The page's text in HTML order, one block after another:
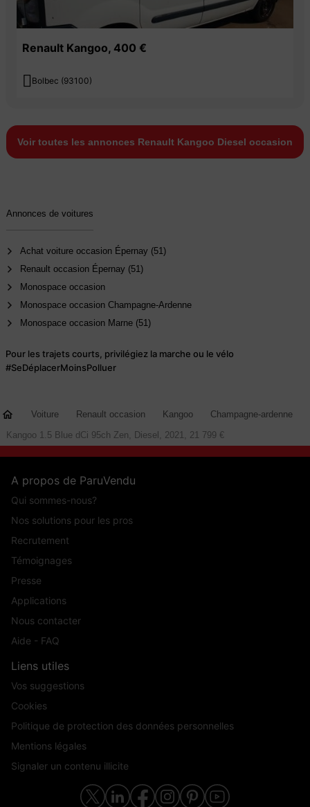
Renault Kangoo, 400 €
 Bolbec (93100)
Voir toutes les annonces Renault Kangoo Diesel occasion
Annonces de voitures
Achat voiture occasion Épernay (51)
Renault occasion Épernay (51)
Monospace occasion
Monospace occasion Champagne-Ardenne
Monospace occasion Marne (51)
Pour les trajets courts, privilégiez la marche ou le vélo
#SeDéplacerMoinsPolluer
Voiture Renault occasion Kangoo
Champagne-ardenne
Kangoo 1.5 Blue dCi 95ch Zen, Diesel, 2021, 21 799 €
A propos de ParuVendu
Qui sommes-nous?
Nos solutions pour les pros
Recrutement
Témoignages
Presse
Applications
Nous contacter
Aide - FAQ
Liens utiles
Vos suggestions
Cookies
Politique de protection des données personnelles
Mentions légales
Signaler un contenu illicite